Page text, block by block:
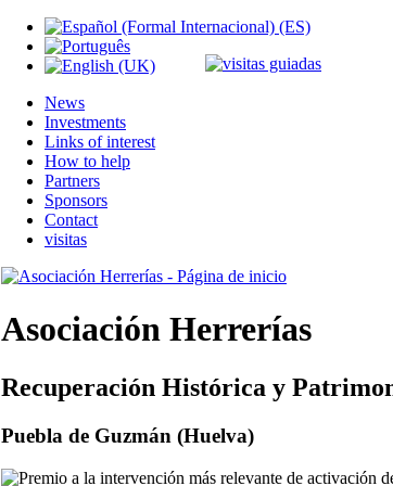
News
Investments
Links of interest
How to help
Partners
Sponsors
Contact
visitas
Asociación Herrerías
Recuperación Histórica y
Puebla de Guzmán (Huelva)